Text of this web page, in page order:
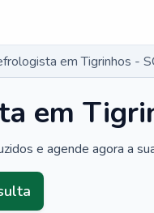
em Tigrinhos -
em
e agende agora a